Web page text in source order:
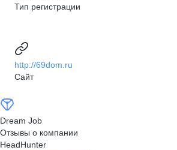
Тип регистрации
http://69dom.ru
Сайт
Dream Job
Отзывы о компании
HeadHunter